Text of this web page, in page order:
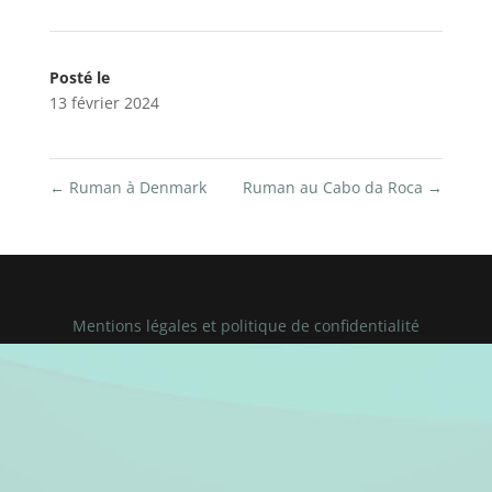
Posté le
13 février 2024
← Ruman à Denmark Ruman au Cabo da Roca →
Mentions légales et politique de confidentialité